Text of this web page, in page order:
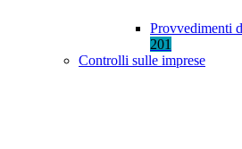
Provvedimenti
201
Controlli sulle imprese